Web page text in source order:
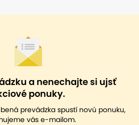
a nenechajte si ujsť
ponuky.
prevádzka spustí novú ponuku,
vás e-mailom.